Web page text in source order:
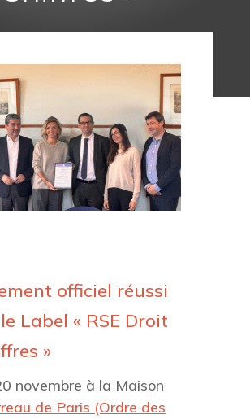
officiel réussi
Label « RSE Droit
»
novembre à la Maison
de Paris (Ordre des